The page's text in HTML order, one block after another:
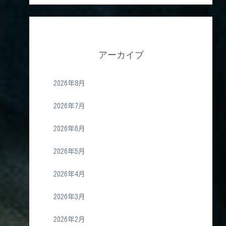
アーカイブ
2026年8月
2026年7月
2026年6月
2026年5月
2026年4月
2026年3月
2026年2月